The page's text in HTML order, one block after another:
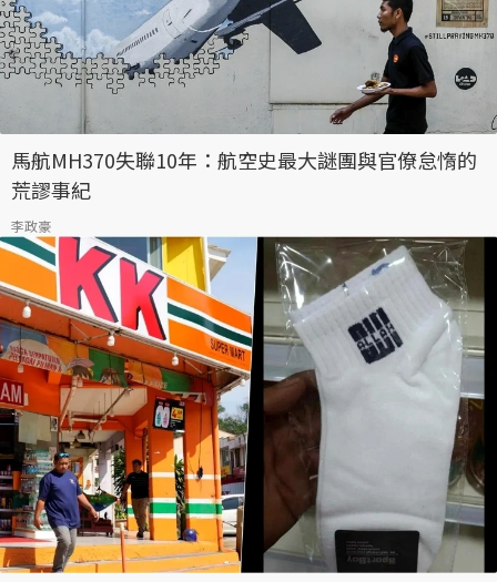
馬航MH370失聯10年：航空史最大謎團與官僚怠惰的
荒謬事紀
李政豪